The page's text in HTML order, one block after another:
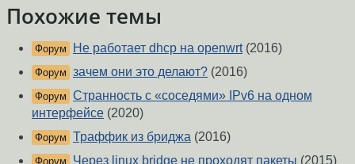
Похожие темы
Форум Не работает dhcp на openwrt(2016)
Форум зачем они это делают? (2016)
Форум Странность с «соседями» IPv6 на одном
интерфейсе (2020)
Форум Траффик из бриджа (2016)
Форум Через linux bridge не проходят пакеты (2015)